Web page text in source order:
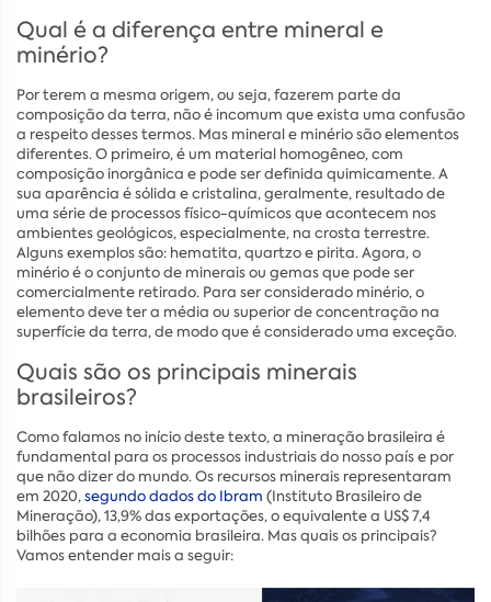
Qual é a diferença entre mineral e
minério?
Por terem a mesma origem, ou seja, fazerem parte da
composição da terra, não é incomum que exista uma confusão
a respeito desses termos. Mas mineral e minério são elementos
diferentes. O primeiro, é um material homogêneo, com
composição inorgânica e pode ser definida quimicamente. A
sua aparência é sólida e cristalina, geralmente, resultado de
uma série de processos físico-químicos que acontecem nos
ambientes geológicos, especialmente, na crosta terrestre.
Alguns exemplos são: hematita, quartzo e pirita. Agora, o
minério é o conjunto de minerais ou gemas que pode ser
comercialmente retirado. Para ser considerado minério, o
elemento deve ter a média ou superior de concentração na
superfície da terra, de modo que é considerado uma exceção.
Quais são os principais minerais
brasileiros?
Como falamos no início deste texto, a mineração brasileira é
fundamental para os processos industriais do nosso país e por
que não dizer do mundo. Os recursos minerais representaram
em 2020,segundo dados do Ibram (Instituto Brasileiro de
Mineração), 13,9% das exportações, o equivalente a US$ 7,4
bilhões para a economia brasileira. Mas quais os principais?
Vamos entender mais a seguir: